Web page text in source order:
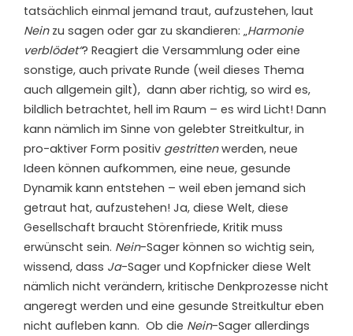
tatsächlich einmal jemand traut, aufzustehen, laut
Nein zu sagen oder gar zu skandieren: „Harmonie
verblödet“? Reagiert die Versammlung oder eine
sonstige, auch private Runde (weil dieses Thema
auch allgemein gilt), dann aber richtig, so wird es,
bildlich betrachtet, hell im Raum – es wird Licht! Dann
kann nämlich im Sinne von gelebter Streitkultur, in
pro-aktiver Form positiv gestrittenwerden, neue
Ideen können aufkommen, eine neue, gesunde
Dynamik kann entstehen – weil eben jemand sich
getraut hat, aufzustehen! Ja, diese Welt, diese
Gesellschaft braucht Störenfriede, Kritik muss
erwünscht sein. Nein-Sager können so wichtig sein,
wissend, dass Ja-Sager und Kopfnicker diese Welt
nämlich nicht verändern, kritische Denkprozesse nicht
angeregt werden und eine gesunde Streitkultur eben
nicht aufleben kann. Ob die Nein-Sager allerdings